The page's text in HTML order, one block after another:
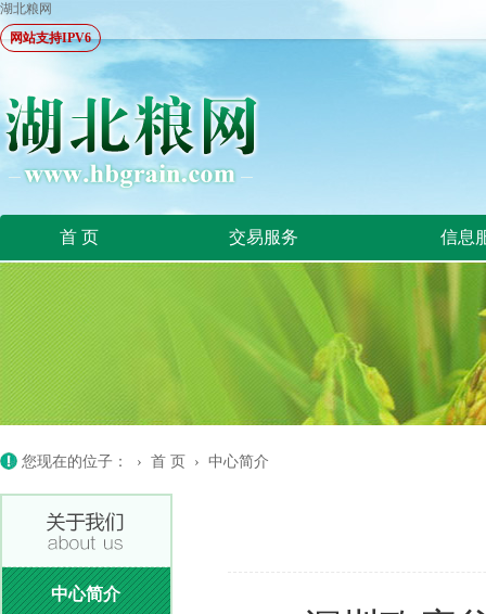
湖北粮网
网站支持IPV6
首 页 交易服务 信息
您现在的位子： › 首 页 › 中心简介
中心简介